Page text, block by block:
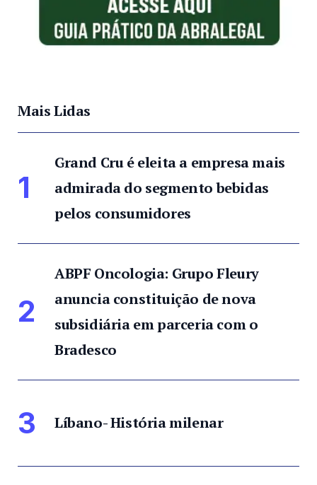
Mais Lidas
1
Grand Cru é eleita a empresa mais
admirada do segmento bebidas
pelos consumidores
2
ABPF Oncologia: Grupo Fleury
anuncia constituição de nova
subsidiária em parceria com o
Bradesco
3 Líbano- História milenar